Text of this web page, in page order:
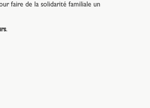
faire de la solidarité familiale un
.